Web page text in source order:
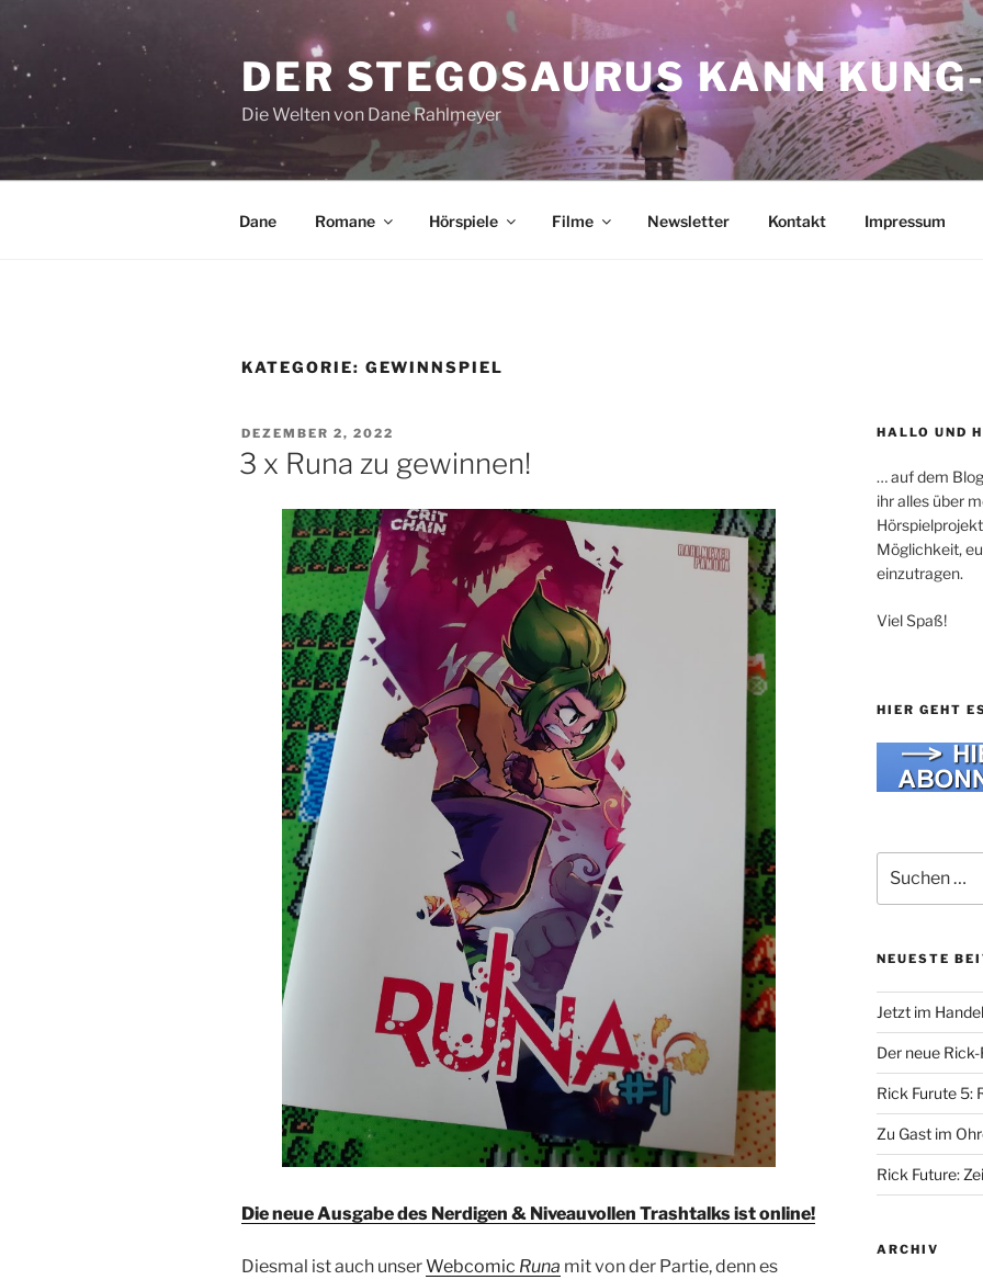
springen
DER STEGOSAURUS KANN
Die Welten von Dane Rahlmeyer
Dane Romane Hörspiele Filme Newsletter Kontakt Impressum
KATEGORIE: GEWINNSPIEL
VERÖFFENTLICHT
AM
DEZEMBER 2, 2022
3 x Runa zu gewinnen!
Die neue Ausgabe des Nerdigen & Niveauvollen Trashtalks ist online!
Diesmal ist auch unserWebcomic Runa mit von der Partie, denn es
HALLO UND
… auf dem
ihr alles über
Möglichkeit,
einzutragen.
Viel Spaß!
HIER GEHT
nach:
NEUESTE
Jetzt im
Der neue
Rick Furute 5:
Zu Gast im
Rick Future:
ARCHIV